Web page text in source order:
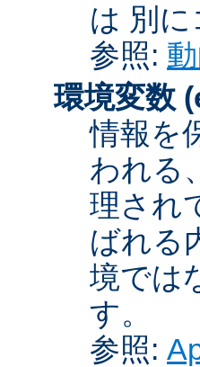
は 別
参照:
環境変数
情報を
われる
理され
ばれる
境では
す。
参照: